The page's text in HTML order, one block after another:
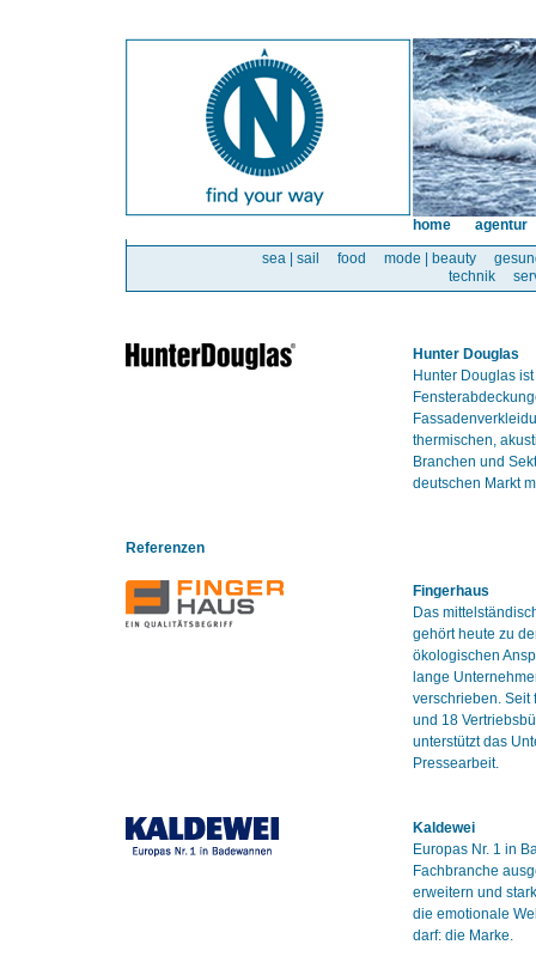
sea | sail food mode | beauty
technik
home agentur
Hunter Douglas
Hunter Douglas
thermischen,
Branchen und
deutschen Markt
Referenzen
Fingerhaus
Das
gehört heute zu
ökologischen
lange
verschrieben. Seit
und 18
unterstützt das
Pressearbeit.
Kaldewei
Europas Nr. 1 in
Fachbranche
erweitern und
die emotionale
darf: die Marke.